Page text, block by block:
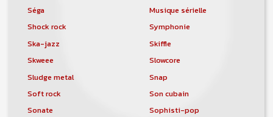
Séga
Musique sérielle
Shock rock
Symphonie
Ska-jazz
Skiffle
Skweee
Slowcore
Sludge metal
Snap
Soft rock
Son cubain
Sonate
Sophisti-pop